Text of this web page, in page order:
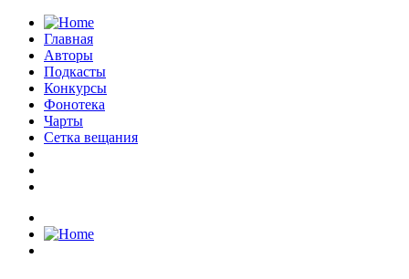
Главная
Авторы
Подкасты
Конкурсы
Фонотека
Чарты
Сетка вещания